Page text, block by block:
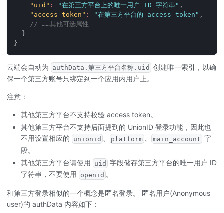
"uid" : "在第三方平台上的唯一用户 ID 字符串" ,
"access_token" : "在第三方平台的 access token" ,
// ……其他可选属性
}
}
云端会自动为 authData.第三方平台名称.uid 创建唯一索引，以确
保一个第三方账号只绑定到一个应用内用户上。
注意：
其他第三方平台不支持校验 access token。
其他第三方平台不支持后面提到的 UnionID 登录功能，因此也
不用设置相应的 unionid 、 platform 、 main_account 字
段。
其他第三方平台请使用 uid 字段储存第三方平台的唯一用户 ID
字符串，不要使用 openid 。
和第三方登录相似的一个概念是匿名登录。 匿名用户(Anonymous
user)的 authData 内容如下：